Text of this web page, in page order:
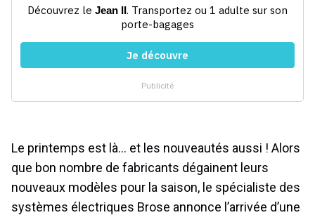
Le printemps est là… et les nouveautés aussi ! Alors
que bon nombre de fabricants dégainent leurs
nouveaux modèles pour la saison, le spécialiste des
systèmes électriques Brose annonce l’arrivée d’une